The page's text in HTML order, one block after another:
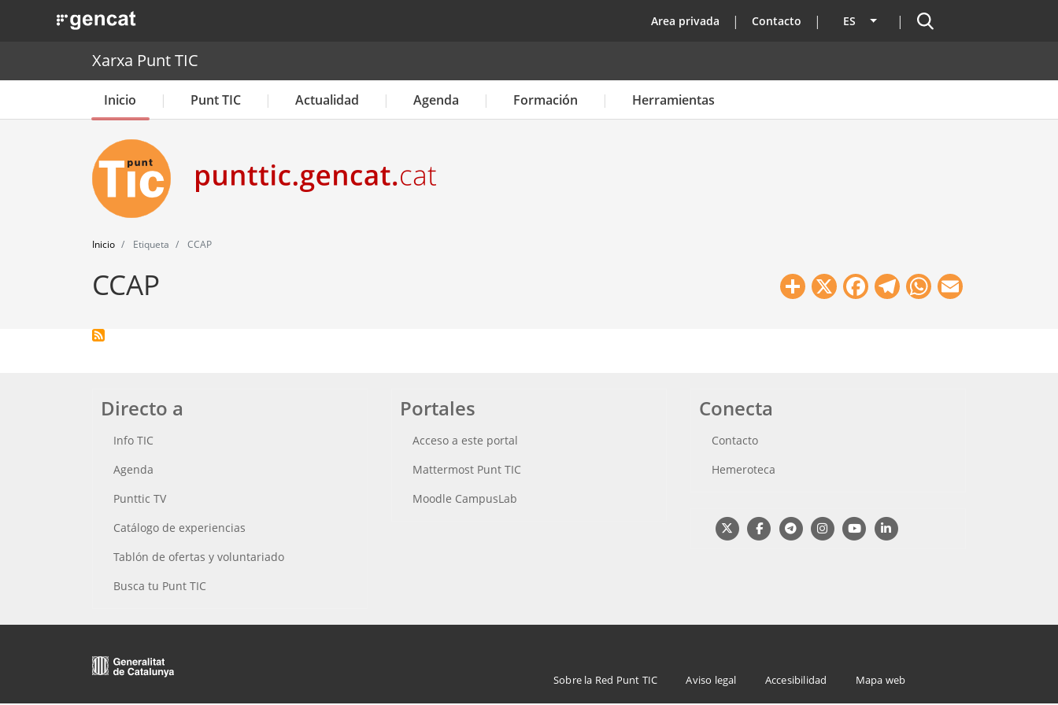
. Obre en una nova finestra. top
Area privada Contacto ES Lista adicional de acciones
Buscador
Xarxa Punt TIC
Inicio Punt TIC Actualidad Agenda Formación Herramientas
Inicio Etiqueta CCAP
CCAP Share
X Facebook
Telegram
WhatsApp
Directo a
Info TIC
Agenda
Punttic TV
Catálogo de experiencias
Tablón de ofertas y voluntariado
Busca tu Punt TIC
Portales
Acceso a este portal
Mattermost Punt TIC
Moodle CampusLab
Conecta
Contacto
Hemeroteca
Menu
Footer
Sobre la Red Punt TIC Aviso legal Accesibilidad Mapa web